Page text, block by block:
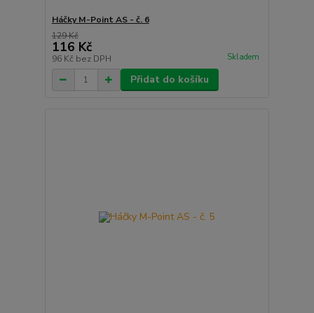
Háčky M-Point AS - č. 6
129 Kč
116 Kč
96 Kč bez DPH Skladem
Přidat do košíku